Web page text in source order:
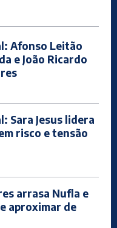
Afonso Leitão
e João Ricardo
Sara Jesus lidera
risco e tensão
arrasa Nufla e
aproximar de